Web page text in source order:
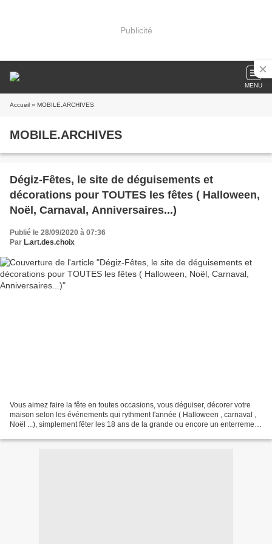
Publicité
MENU
Accueil » MOBILE.ARCHIVES
MOBILE.ARCHIVES
Dégiz-Fêtes, le site de déguisements et
décorations pour TOUTES les fêtes ( Halloween,
Noël, Carnaval, Anniversaires...)
Publié le 28/09/2020 à 07:36
Par L.art.des.choix
Vous aimez faire la fête en toutes occasions, vous déguiser, décorer votre
maison selon les événements qui rythment l'année ( Halloween , carnaval ,
Noël ...), simplement fêter les 18 ans de la grande ou encore un enterrement